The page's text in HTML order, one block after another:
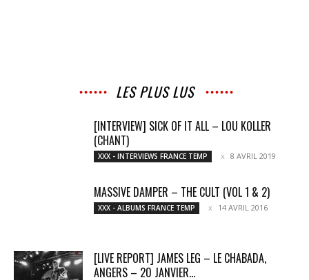
LES PLUS LUS
[INTERVIEW] SICK OF IT ALL – LOU KOLLER
(CHANT)
XXX - INTERVIEWS FRANCE TEMP 8 AVRIL 2019
MASSIVE DAMPER – THE CULT (VOL 1 & 2)
XXX - ALBUMS FRANCE TEMP 14 AVRIL 2016
[LIVE REPORT] JAMES LEG – LE CHABADA,
ANGERS – 20 JANVIER...